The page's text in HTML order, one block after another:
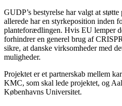
GUDP’s bestyrelse har valgt at
allerede har en styrkeposition inden
planteforædlingen. Hvis EU lemper
forhindrer en generel brug af
sikre, at danske virksomheder med
muligheder.
Projektet er et partnerskab mellem
KMC, som skal lede projektet, og
Københavns Universitet.